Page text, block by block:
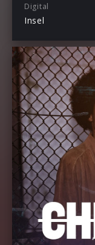
Digital
Insel